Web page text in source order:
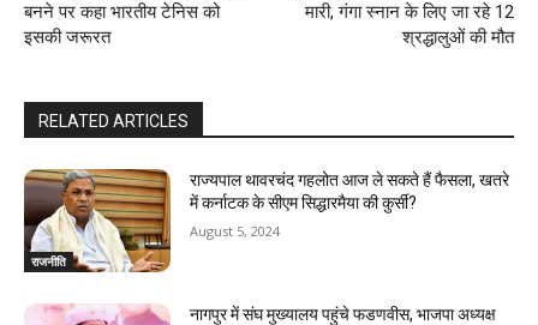
बनने पर कहा भारतीय टेनिस को
इसकी जरूरत
मारी, गंगा स्‍नान के लिए जा रहे 12
श्रद्धालुओं की मौत
RELATED ARTICLES
राजनीति
राज्यपाल थावरचंद गहलोत आज ले सकते हैं फैसला, खतरे
में कर्नाटक के सीएम सिद्धारमैया की कुर्सी?
August 5, 2024
नागपुर में संघ मुख्यालय पहुंचे फडणवीस, भाजपा अध्यक्ष